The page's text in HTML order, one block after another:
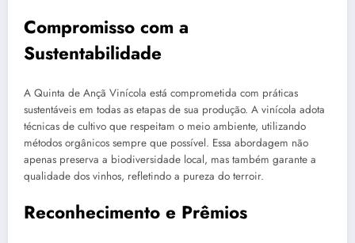
Compromisso com a
Sustentabilidade
A Quinta de Ançã Vinícola está comprometida com práticas
sustentáveis em todas as etapas de sua produção. A vinícola adota
técnicas de cultivo que respeitam o meio ambiente, utilizando
métodos orgânicos sempre que possível. Essa abordagem não
apenas preserva a biodiversidade local, mas também garante a
qualidade dos vinhos, refletindo a pureza do terroir.
Reconhecimento e Prêmios